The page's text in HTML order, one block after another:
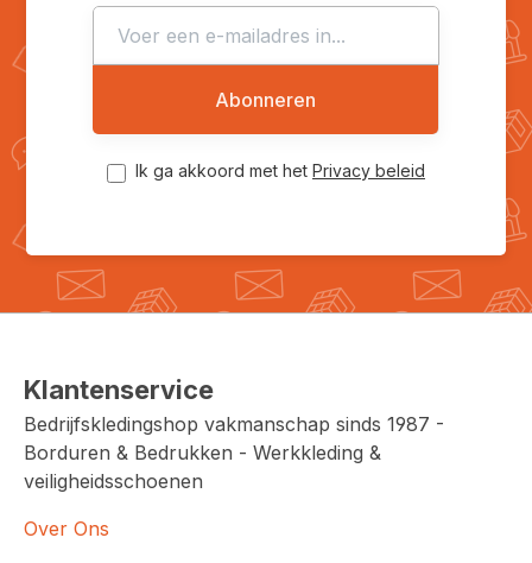
Abonneren
Ik ga akkoord met het Privacy beleid
Klantenservice
Bedrijfskledingshop vakmanschap sinds 1987 -
Borduren & Bedrukken - Werkkleding &
veiligheidsschoenen
Over Ons